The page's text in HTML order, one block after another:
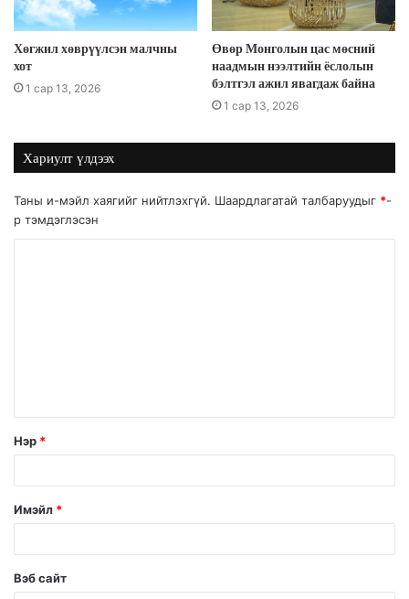
Хөгжил хөврүүлсэн малчны
хот
1 сар 13, 2026
Өвөр Монголын цас мөсний
наадмын нээлтийн ёслолын
бэлтгэл ажил явагдаж байна
1 сар 13, 2026
Хариулт үлдээх
Таны и-мэйл хаягийг нийтлэхгүй. Шаардлагатай талбаруудыг *-
р тэмдэглэсэн
Нэр *
Имэйл *
Вэб сайт